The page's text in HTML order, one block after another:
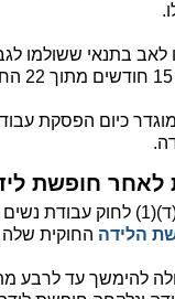
לאב בתנאי ששולמו
לאחר חופשת
הלידה החוקית
להימשך עד לרבע